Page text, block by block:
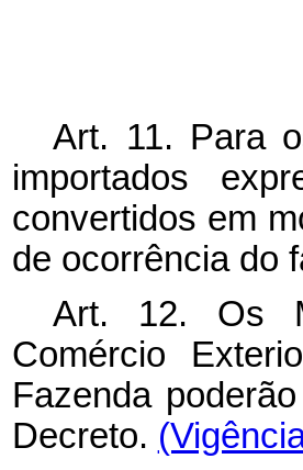
Art. 11. Para
importados
convertidos em
de ocorrência do
Art. 12. Os
Comércio
Fazenda
Decreto.